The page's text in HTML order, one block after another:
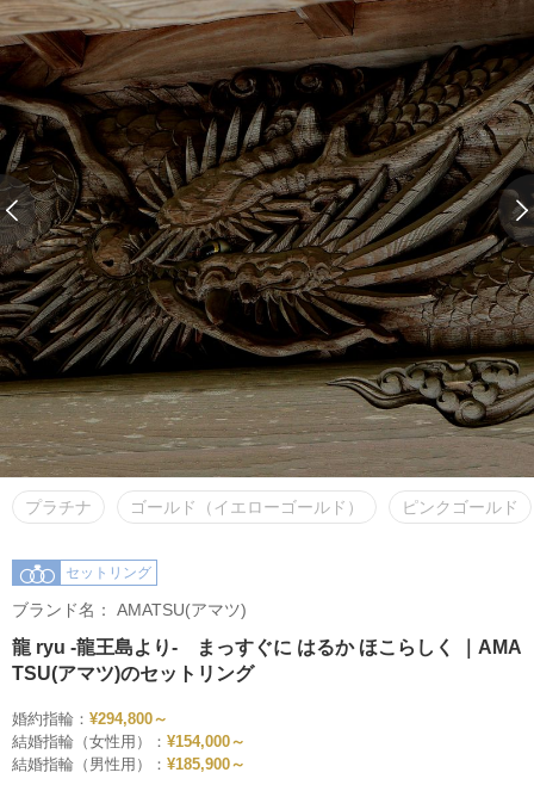
プラチナ ゴールド（イエローゴールド） ピンクゴールド
セットリング
ブランド名： AMATSU(アマツ)
龍 ryu -龍王島より- まっすぐに はるか ほこらしく ｜AMA
TSU(アマツ)のセットリング
婚約指輪： ¥294,800～
結婚指輪（女性用）： ¥154,000～
結婚指輪（男性用）： ¥185,900～